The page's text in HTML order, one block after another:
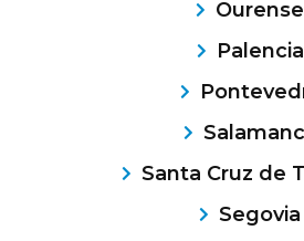
Ourense
Palencia
Santa Cruz de
Segovia